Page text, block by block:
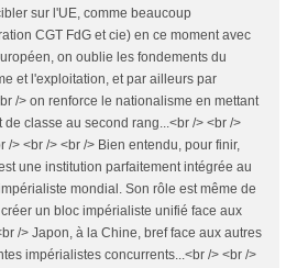
sur l'UE, comme beaucoup
CGT FdG et cie) en ce moment avec
on oublie les fondements du
et l'exploitation, et par ailleurs par
/> on renforce le nationalisme en mettant
de classe au second rang...<br /> <br />
/> <br /> <br /> Bien entendu, pour finir,
une institution parfaitement intégrée au
mondial. Son rôle est même de
un bloc impérialiste unifié face aux
/> Japon, à la Chine, bref face aux autres
impérialistes concurrents...<br /> <br />